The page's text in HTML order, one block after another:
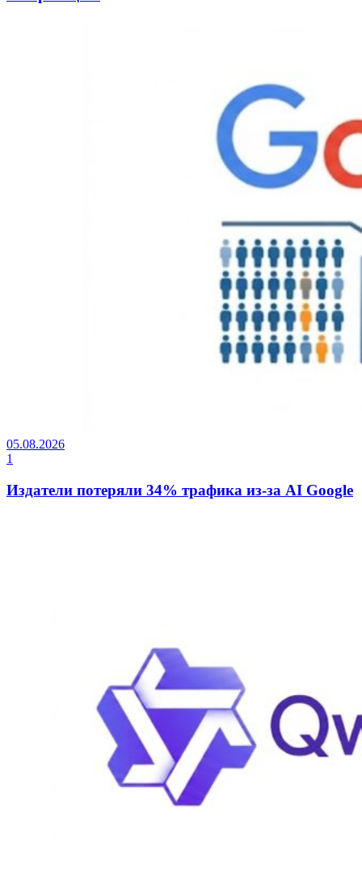
05.08.2026
1
Издатели потеряли 34% трафика из-за AI Google